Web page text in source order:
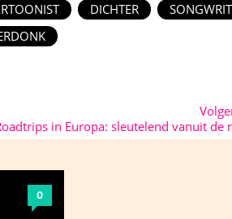
DICHTER
in Europa: sleutelend vanuit de
0